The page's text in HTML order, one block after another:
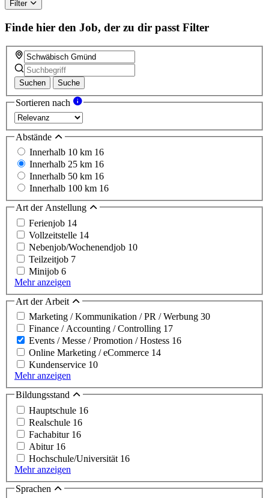
field
Filter
Finde hier den Job, der zu dir passt Filter
Suchen Suche
Sortieren nach
Abstände
Innerhalb 10 km 16
Innerhalb 25 km 16
Innerhalb 50 km 16
Innerhalb 100 km 16
Art der Anstellung
Ferienjob 14
Vollzeitstelle 14
Nebenjob/Wochenendjob 10
Teilzeitjob 7
Minijob 6
Mehr anzeigen
Art der Arbeit
Marketing / Kommunikation / PR / Werbung 30
Finance / Accounting / Controlling 17
Events / Messe / Promotion / Hostess 16
Online Marketing / eCommerce 14
Kundenservice 10
Mehr anzeigen
Bildungsstand
Hauptschule 16
Realschule 16
Fachabitur 16
Abitur 16
Hochschule/Universität 16
Mehr anzeigen
Sprachen